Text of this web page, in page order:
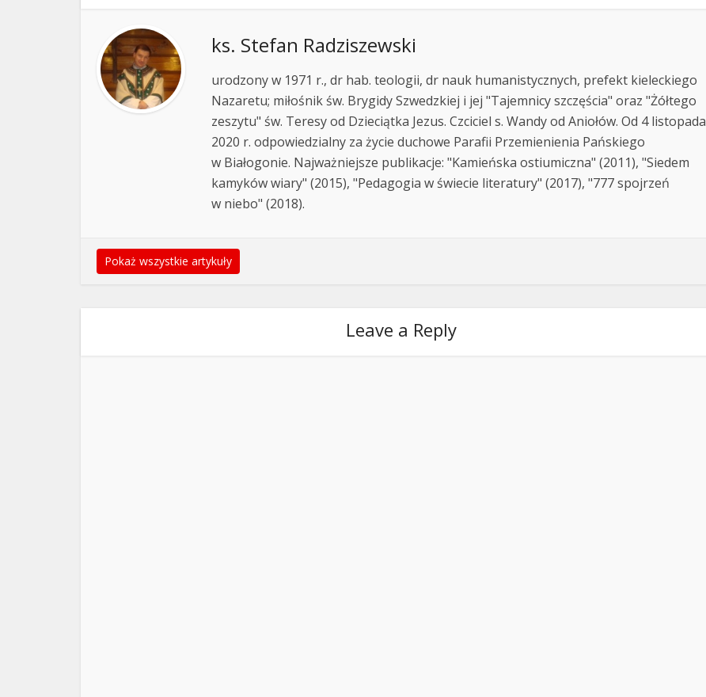
ks. Stefan Radziszewski
urodzony w 1971 r., dr hab. teologii, dr nauk humanistycznych, prefekt kieleckiego
Nazaretu; miłośnik św. Brygidy Szwedzkiej i jej "Tajemnicy szczęścia" oraz "Żółtego
zeszytu" św. Teresy od Dzieciątka Jezus. Czciciel s. Wandy od Aniołów. Od 4 listopada
2020 r. odpowiedzialny za życie duchowe Parafii Przemienienia Pańskiego
w Białogonie. Najważniejsze publikacje: "Kamieńska ostiumiczna" (2011), "Siedem
kamyków wiary" (2015), "Pedagogia w świecie literatury" (2017), "777 spojrzeń
w niebo" (2018).
Pokaż wszystkie artykuły
Leave a Reply